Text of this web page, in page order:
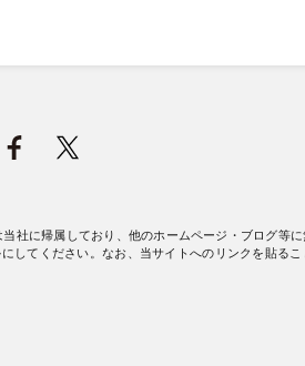
社に帰属しており、他のホームページ・ブログ等
してください。なお、当サイトへのリンクを貼る